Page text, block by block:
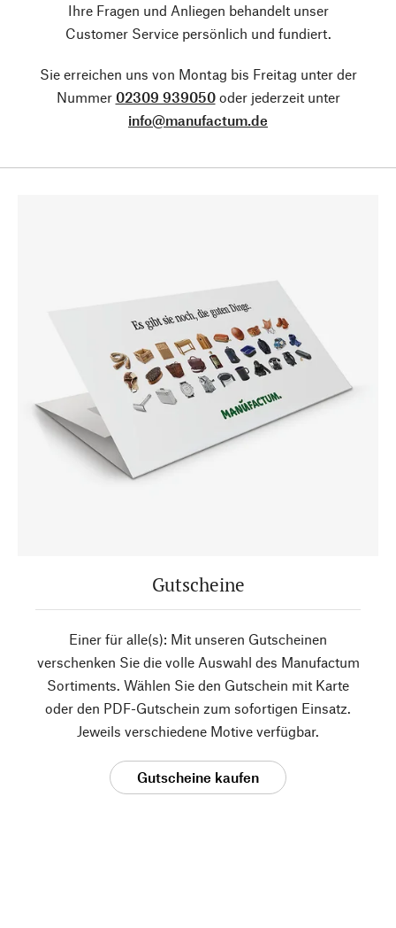
Ihre Fragen und Anliegen behandelt unser
Customer Service persönlich und fundiert.
Sie erreichen uns von Montag bis Freitag unter der
Nummer 02309 939050oder jederzeit unter
info@manufactum.de
Gutscheine
Einer für alle(s): Mit unseren Gutscheinen
verschenken Sie die volle Auswahl des Manufactum
Sortiments. Wählen Sie den Gutschein mit Karte
oder den PDF-Gutschein zum sofortigen Einsatz.
Jeweils verschiedene Motive verfügbar.
Gutscheine kaufen